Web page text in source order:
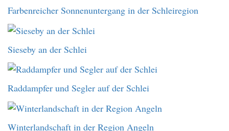
Farbenreicher Sonnenuntergang in der Schleiregion
Sieseby an der Schlei
Raddampfer und Segler auf der Schlei
Winterlandschaft in der Region Angeln